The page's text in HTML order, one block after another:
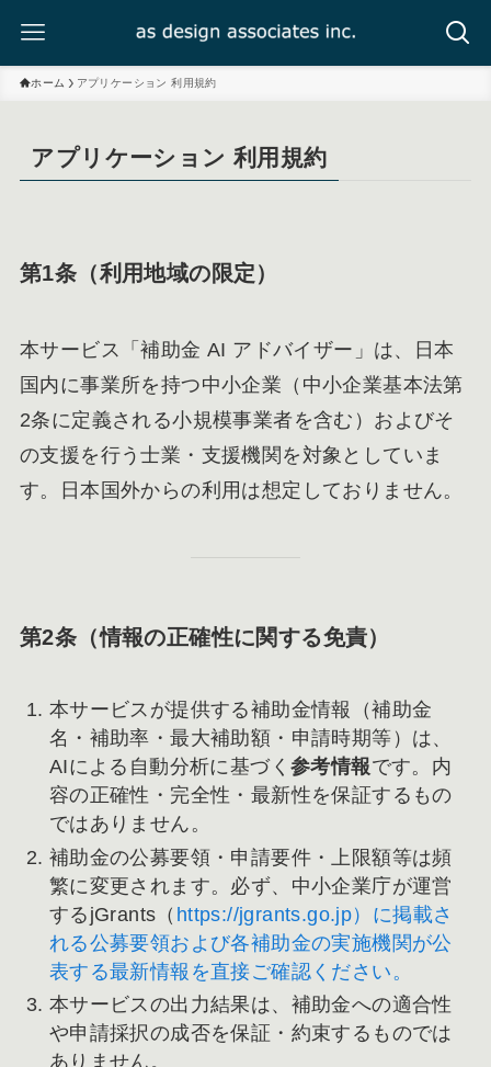
ホーム アプリケーション 利用規約
アプリケーション 利用規約
第1条（利用地域の限定）
本サービス「補助金 AI アドバイザー」は、日本
国内に事業所を持つ中小企業（中小企業基本法第
2条に定義される小規模事業者を含む）およびそ
の支援を行う士業・支援機関を対象としていま
す。日本国外からの利用は想定しておりません。
第2条（情報の正確性に関する免責）
本サービスが提供する補助金情報（補助金
名・補助率・最大補助額・申請時期等）は、
AIによる自動分析に基づく参考情報です。内
容の正確性・完全性・最新性を保証するもの
ではありません。
補助金の公募要領・申請要件・上限額等は頻
繁に変更されます。必ず、中小企業庁が運営
するjGrants（ https://jgrants.go.jp）に掲載さ
れる公募要領および各補助金の実施機関が公
表する最新情報を直接ご確認ください。
本サービスの出力結果は、補助金への適合性
や申請採択の成否を保証・約束するものでは
ありません。